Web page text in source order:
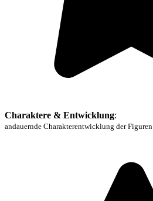
Charaktere & Entwicklung:
andauernde Charakterentwicklung der Figuren